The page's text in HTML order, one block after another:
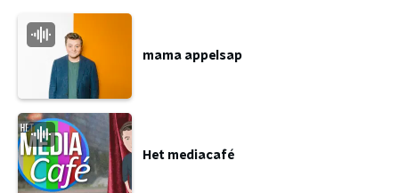
mama appelsap
Het mediacafé